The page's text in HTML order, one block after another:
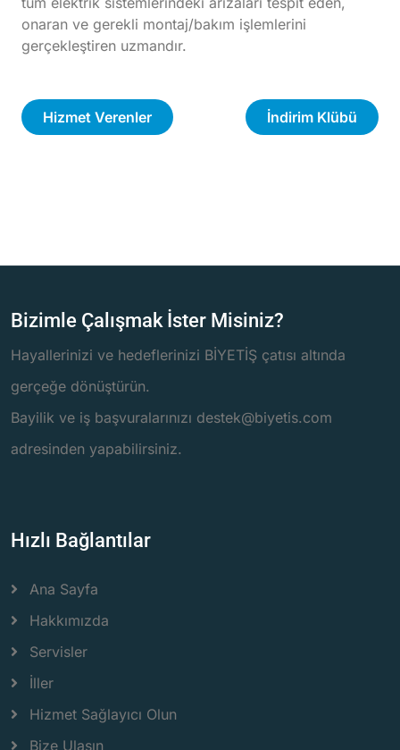
onaran ve gerekli montaj/bakım işlemlerini
gerçekleştiren uzmandır.
Hizmet Verenler İndirim Klübü
Bizimle Çalışmak İster Misiniz?
Hayallerinizi ve hedeflerinizi BİYETİŞ çatısı altında
gerçeğe dönüştürün.
Bayilik ve iş başvuralarınızı destek@biyetis.com
adresinden yapabilirsiniz.
Hızlı Bağlantılar
Ana Sayfa
Hakkımızda
Servisler
İller
Hizmet Sağlayıcı Olun
Bize Ulaşın